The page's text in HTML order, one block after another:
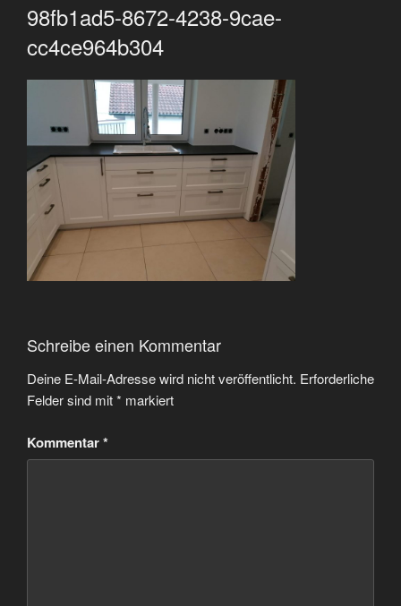
98fb1ad5-8672-4238-9cae-
cc4ce964b304
Schreibe einen Kommentar
Deine E-Mail-Adresse wird nicht veröffentlicht. Erforderliche
Felder sind mit* markiert
Kommentar*